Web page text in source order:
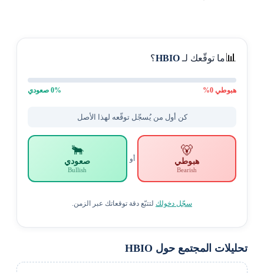
📊 ما توقّعك لـHBIO؟
هبوطي0
%
0% صعودي
كن أول من يُسجّل توقّعه لهذا الأصل
🐻
هبوطي
Bearish
أو
🐂
صعودي
Bullish
سجّل دخولكلتتبّع دقة توقعاتك عبر الزمن.
تحليلات المجتمع حول HBIO